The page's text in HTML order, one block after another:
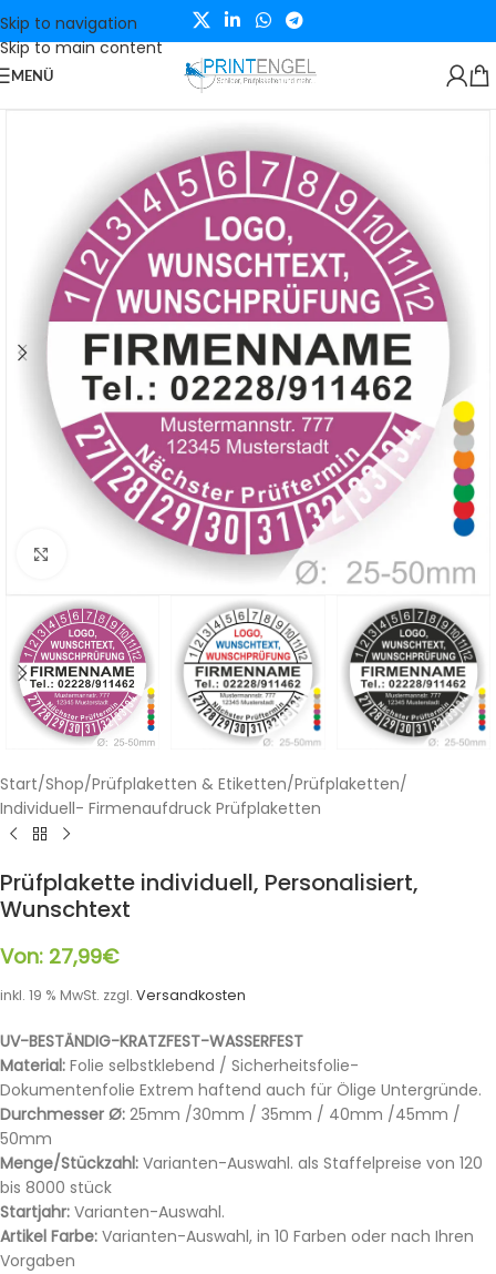
Skip to navigation
Skip to main content
MENÜ
Klicken zum Vergrößern
Start/Shop/Prüfplaketten & Etiketten/Prüfplaketten/
Individuell- Firmenaufdruck Prüfplaketten
Prüfplakette individuell, Personalisiert,
Wunschtext
Von: 27,99€
inkl. 19 % MwSt. zzgl. Versandkosten
UV-BESTÄNDIG-KRATZFEST-WASSERFEST
Material: Folie selbstklebend / Sicherheitsfolie-
Dokumentenfolie Extrem haftend auch für Ölige Untergründe.
Durchmesser Ø: 25mm /30mm / 35mm / 40mm /45mm /
50mm
Menge/Stückzahl: Varianten-Auswahl. als Staffelpreise von 120
bis 8000 stück
Startjahr: Varianten-Auswahl.
Artikel Farbe: Varianten-Auswahl, in 10 Farben oder nach Ihren
Vorgaben